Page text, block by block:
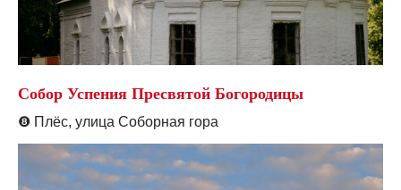
Собор Успения Пресвятой Богородицы
❽ Плёс, улица Соборная гора